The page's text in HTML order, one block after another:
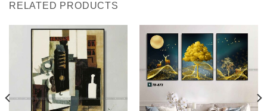
RELATED PRODUCTS